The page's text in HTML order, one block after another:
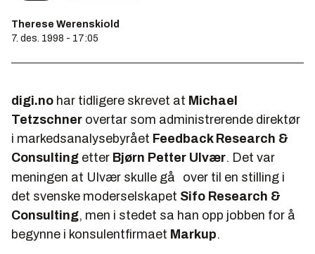
Therese Werenskiold
7. des. 1998 - 17:05
digi.no har tidligere skrevet at Michael
Tetzschner overtar som administrerende direktør
i markedsanalysebyrået Feedback Research &
Consulting etter Bjørn Petter Ulvær. Det var
meningen at Ulvær skulle gå
over til en stilling i
det svenske moderselskapet Sifo Research &
Consulting, men i stedet sa han opp jobben for å
begynne i konsulentfirmaet Markup.